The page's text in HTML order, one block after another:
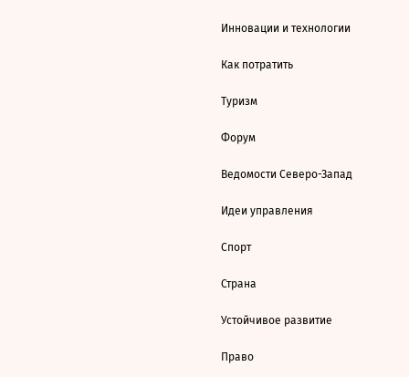
Инновации и технологии
Как потратить
Туризм
Форум
Ведомости Северо-Запад
Идеи управления
Спорт
Страна
Устойчивое развитие
Право